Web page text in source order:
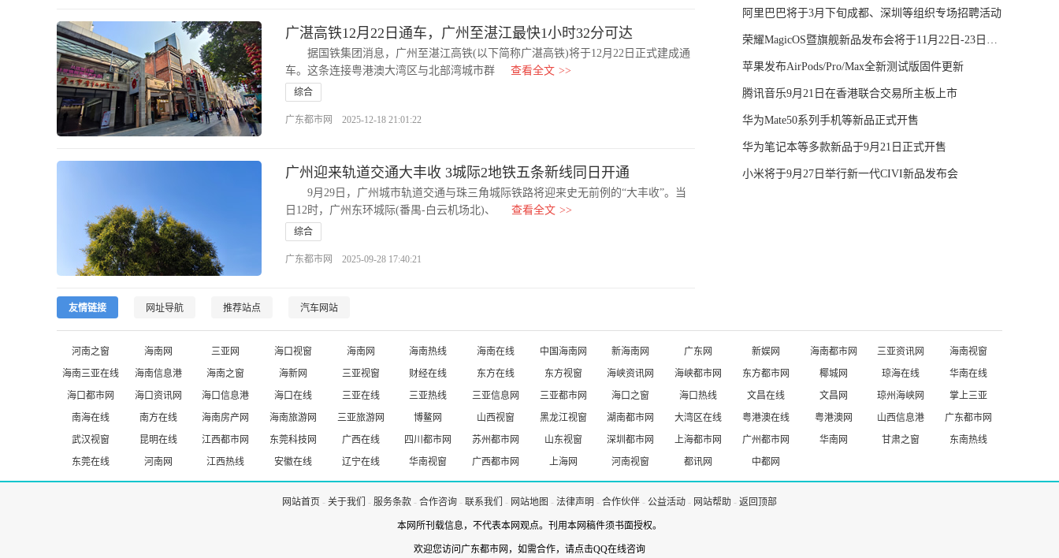
广湛高铁12月22日通车，广州至湛江最快1小时32分可达
据国铁集团消息，广州至湛江高铁(以下简称广湛高铁)将于12月22日正式建成通
车。这条连接粤港澳大湾区与北部湾城市群
查看全文 >>
综合
广东都市网 2025-12-18 21:01:22
广州迎来轨道交通大丰收 3城际2地铁五条新线同日开通
9月29日，广州城市轨道交通与珠三角城际铁路将迎来史无前例的“大丰收”。当
日12时，广州东环城际(番禺-白云机场北)、
查看全文 >>
综合
广东都市网 2025-09-28 17:40:21
阿里巴巴将于3月下旬成都、深圳等组织专场招聘活动
荣耀MagicOS暨旗舰新品发布会将于11月22日-23日举行
苹果发布AirPods/Pro/Max全新测试版固件更新
腾讯音乐9月21日在香港联合交易所主板上市
华为Mate50系列手机等新品正式开售
华为笔记本等多款新品于9月21日正式开售
小米将于9月27日举行新一代CIVI新品发布会
友情链接 网址导航 推荐站点 汽车网站
河南之窗 海南网 三亚网 海口视窗 海南网 海南热线 海南在线 中国海南网 新海南网 广东网 新娱网 海南都市网 三亚资讯网
海南视窗
海南三亚在线
海南信息港 海南之窗 海新网 三亚视窗 财经在线 东方在线 东方视窗 海峡资讯网 海峡都市网 东方都市网 椰城网 琼海在线
华南在线
海口都市网
海口资讯网 海口信息港 海口在线 三亚在线 三亚热线 三亚信息网 三亚都市网 海口之窗 海口热线 文昌在线 文昌网 琼州海峡网
掌上三亚
南海在线
南方在线 海南房产网 海南旅游网 三亚旅游网 博鳌网 山西视窗 黑龙江视窗 湖南都市网 大湾区在线 粤港澳在线 粤港澳网 山西信息港
广东都市网
武汉视窗
昆明在线 江西都市网 东莞科技网 广西在线 四川都市网 苏州都市网 山东视窗 深圳都市网 上海都市网 广州都市网 华南网 甘肃之窗
东南热线
东莞在线
河南网 江西热线 安徽在线 辽宁在线 华南视窗 广西都市网 上海网 河南视窗 都讯网 中都网
网站首页 - 关于我们 - 服务条款 - 合作咨询 - 联系我们 - 网站地图 - 法律声明 - 合作伙伴 - 公益活动 - 网站帮助 - 返回顶部
本网所刊载信息，不代表本网观点。刊用本网稿件须书面授权。
欢迎您访问广东都市网，如需合作， 请点击QQ在线咨询